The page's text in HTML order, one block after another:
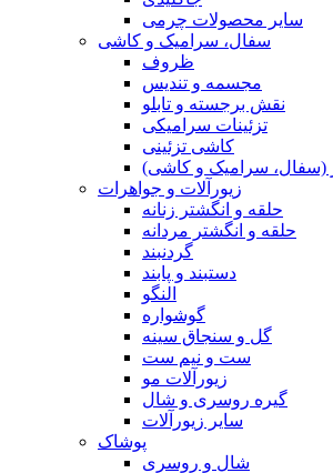
سایر محصولات چرمی
سفال، سرامیک و کاشی
ظروف
مجسمه و تندیس
نقش برجسته و تابلو
تزئینات سرامیکی
کاشی تزئینی
(سفال، سرامیک و کاشی)
زیورآلات و جواهرات
حلقه و انگشتر زنانه
حلقه و انگشتر مردانه
گردنبند
دستبند و پابند
النگو
گوشواره
گل و سنجاق سینه
ست و نیم ست
زیورآلات مو
گیره روسری و شال
سایر زیورآلات
پوشاک
شال و روسری